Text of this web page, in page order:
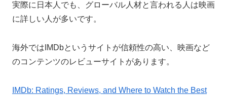
実際に日本人でも、グローバル人材と言われる人は映画
に詳しい人が多いです。
海外ではIMDbというサイトが信頼性の高い、映画など
のコンテンツのレビューサイトがあります。
IMDb: Ratings, Reviews, and Where to Watch the Best